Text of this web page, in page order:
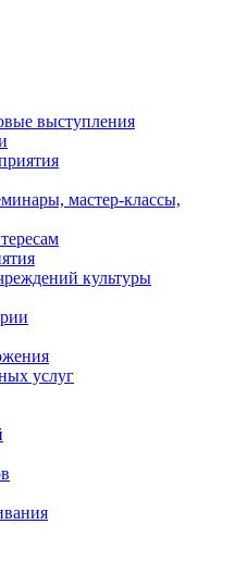
выступления
мастер-классы,
культуры
услуг